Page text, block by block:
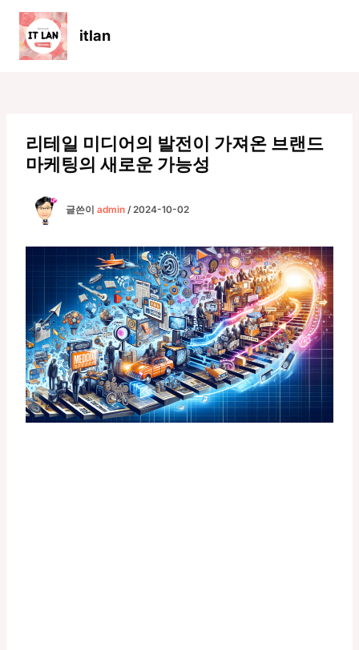
itlan
리테일 미디어의 발전이 가져온 브랜드
마케팅의 새로운 가능성
글쓴이 admin /2024-10-02